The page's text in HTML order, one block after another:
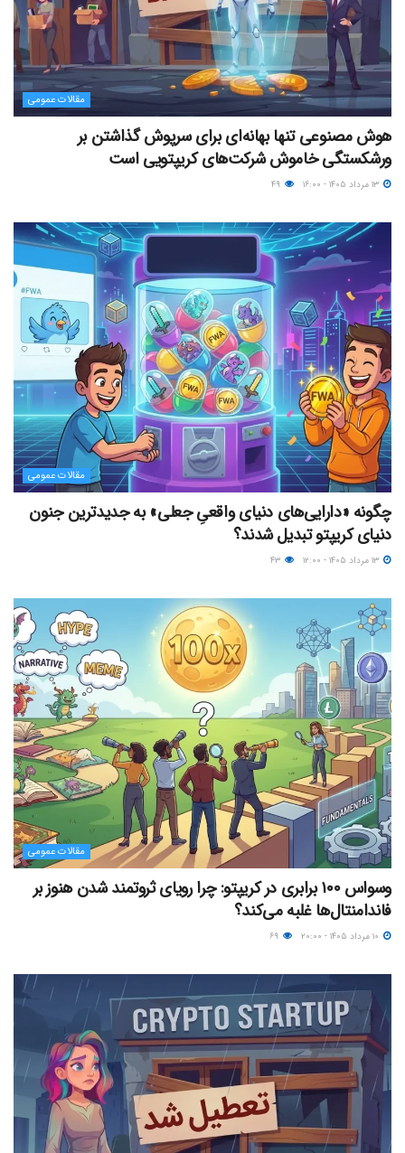
مقالات عمومی
هوش مصنوعی تنها بهانه‌ای برای سرپوش گذاشتن بر
ورشکستگی خاموش شرکت‌های کریپتویی است
مقالات عمومی
چگونه «دارایی‌های دنیای واقعیِ جعلی» به جدیدترین جنون
دنیای کریپتو تبدیل شدند؟
مقالات عمومی
وسواس ۱۰۰ برابری در کریپتو: چرا رویای ثروتمند شدن هنوز بر
فاندامنتال‌ها غلبه می‌کند؟